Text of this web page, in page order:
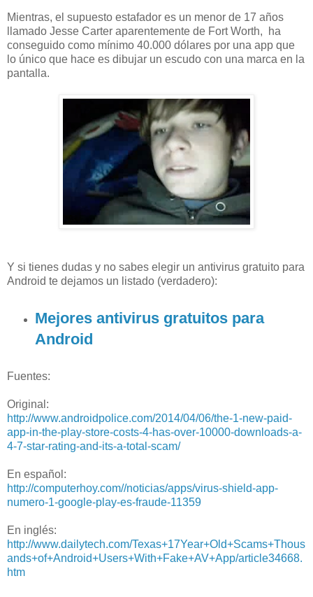
Mientras, el supuesto estafador es un menor de 17 años
llamado Jesse Carter aparentemente de Fort Worth, ha
conseguido como mínimo 40.000 dólares por una app que
lo único que hace es dibujar un escudo con una marca en la
pantalla.
Y si tienes dudas y no sabes elegir un antivirus gratuito para
Android te dejamos un listado (verdadero):
Mejores antivirus gratuitos para
Android
Fuentes:
Original:
http://www.androidpolice.com/2014/04/06/the-1-new-paid-
app-in-the-play-store-costs-4-has-over-10000-downloads-a-
4-7-star-rating-and-its-a-total-scam/
En español:
http://computerhoy.com//noticias/apps/virus-shield-app-
numero-1-google-play-es-fraude-11359
En inglés:
http://www.dailytech.com/Texas+17Year+Old+Scams+Thous
ands+of+Android+Users+With+Fake+AV+App/article34668.
htm